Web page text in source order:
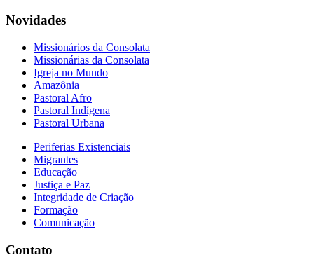
Novidades
Missionários da Consolata
Missionárias da Consolata
Igreja no Mundo
Amazônia
Pastoral Afro
Pastoral Indígena
Pastoral Urbana
Periferias Existenciais
Migrantes
Educação
Justiça e Paz
Integridade de Criação
Formação
Comunicação
Contato